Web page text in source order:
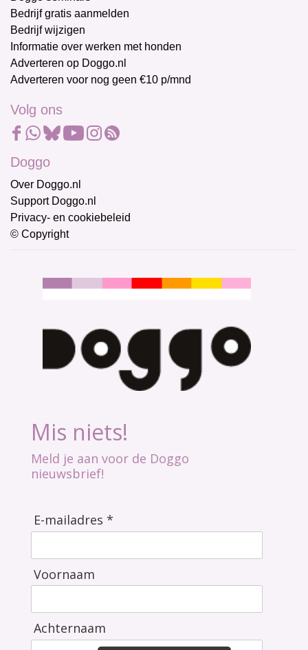
Bedrijf gratis aanmelden
Bedrijf wijzigen
Informatie over werken met honden
Adverteren op Doggo.nl
Adverteren voor nog geen €10 p/mnd
Volg ons
Doggo
Over Doggo.nl
Support Doggo.nl
Privacy- en cookiebeleid
© Copyright
Mis niets!
Meld je aan voor de Doggo
nieuwsbrief!
E-mailadres *
Voornaam
Achternaam